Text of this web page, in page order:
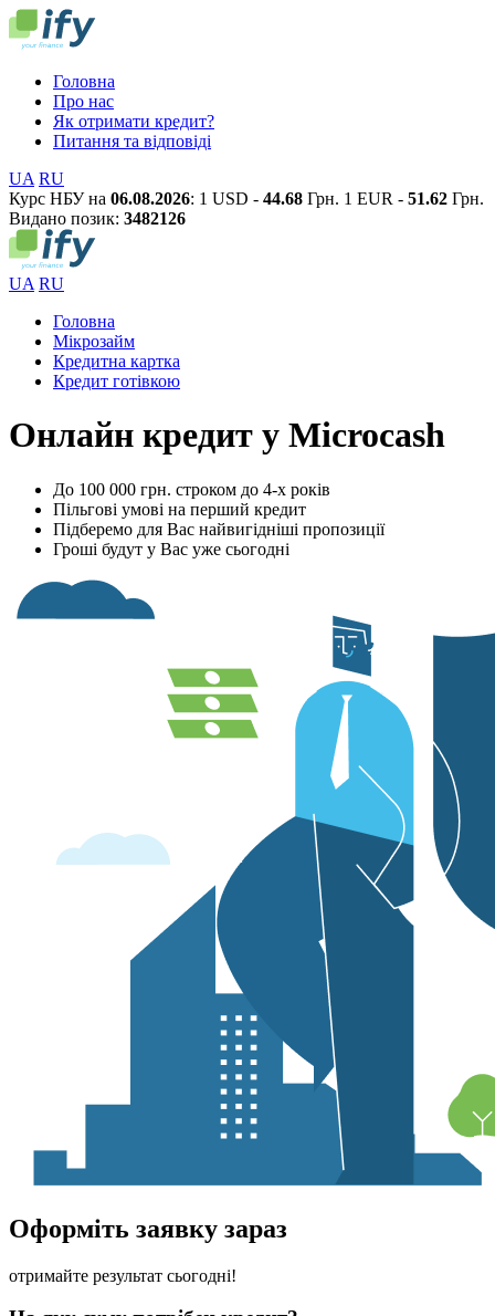
Головна
Про нас
Як отримати кредит?
Питання та відповіді
UA RU
Курс НБУ на 06.08.2026: 1 USD - 44.68 Грн. 1 EUR - 51.62 Грн.
Видано позик: 3482126
UA RU
Головна
Мікрозайм
Кредитна картка
Кредит готівкою
Онлайн кредит у Microcash
До 100 000 грн. строком до 4-х років
Пільгові умові на перший кредит
Підберемо для Вас найвигідніші пропозиції
Гроші будут у Вас уже сьогодні
Оформіть заявку зараз
отримайте результат сьогодні!